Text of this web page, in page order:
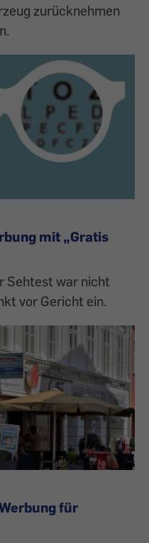
zurücknehmen
mit „Gratis
Sehtest war nicht
vor Gericht ein.
für